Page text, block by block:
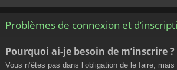
Problèmes de connexion et
Pourquoi ai-je besoin de m’inscrire ?
Vous n’êtes pas dans l’obligation de le faire,